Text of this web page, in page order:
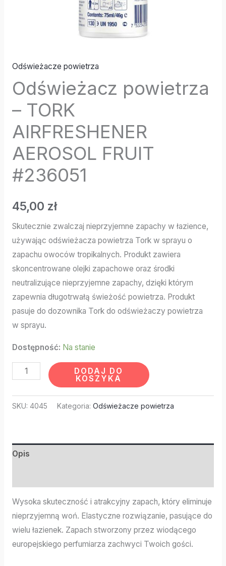
Odświeżacze powietrza
Odświeżacz powietrza
– TORK
AIRFRESHENER
AEROSOL FRUIT
#236051
45,00 zł
Skutecznie zwalczaj nieprzyjemne zapachy w łazience,
używając odświeżacza powietrza Tork w sprayu o
zapachu owoców tropikalnych. Produkt zawiera
skoncentrowane olejki zapachowe oraz środki
neutralizujące nieprzyjemne zapachy, dzięki którym
zapewnia długotrwałą świeżość powietrza. Produkt
pasuje do dozownika Tork do odświeżaczy powietrza
w sprayu.
Dostępność: Na stanie
DODAJ DO
KOSZYKA
SKU: 4045 Kategoria: Odświeżacze powietrza
Opis
Wysoka skuteczność i atrakcyjny zapach, który eliminuje
nieprzyjemną woń. Elastyczne rozwiązanie, pasujące do
wielu łazienek. Zapach stworzony przez wiodącego
europejskiego perfumiarza zachwyci Twoich gości.